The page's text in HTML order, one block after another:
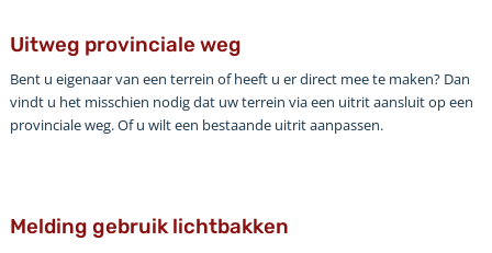
Uitweg provinciale weg
Bent u eigenaar van een terrein of heeft u er direct mee te maken? Dan
vindt u het misschien nodig dat uw terrein via een uitrit aansluit op een
provinciale weg. Of u wilt een bestaande uitrit aanpassen.
Melding gebruik lichtbakken